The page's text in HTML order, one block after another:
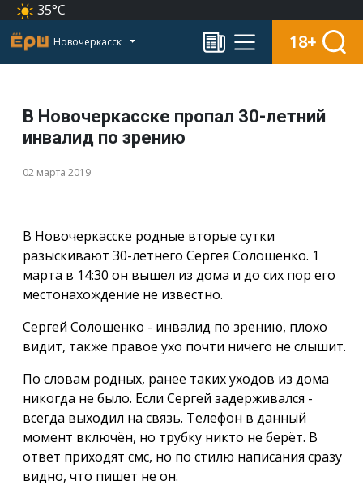
35°C
Новочеркасск 18+
В Новочеркасске пропал 30-летний
инвалид по зрению
02 марта 2019
В Новочеркасске родные вторые сутки
разыскивают 30-летнего Сергея Солошенко. 1
марта в 14:30 он вышел из дома и до сих пор его
местонахождение не известно.
Сергей Солошенко - инвалид по зрению, плохо
видит, также правое ухо почти ничего не слышит.
По словам родных, ранее таких уходов из дома
никогда не было. Если Сергей задерживался -
всегда выходил на связь. Телефон в данный
момент включён, но трубку никто не берёт. В
ответ приходят смс, но по стилю написания сразу
видно, что пишет не он.